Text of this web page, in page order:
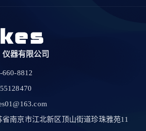
器有限公司
8812
南京市江北新区顶山街道珍珠雅苑11